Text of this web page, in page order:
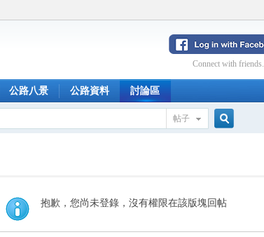
Connect with friends.
公路八景 公路資料 討論區
帖子
索
抱歉，您尚未登錄，沒有權限在該版塊回帖